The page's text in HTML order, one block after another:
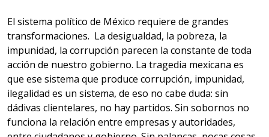
El sistema político de México requiere de grandes
transformaciones. La desigualdad, la pobreza, la
impunidad, la corrupción parecen la constante de toda
acción de nuestro gobierno. La tragedia mexicana es
que ese sistema que produce corrupción, impunidad,
ilegalidad es un sistema, de eso no cabe duda: sin
dádivas clientelares, no hay partidos. Sin sobornos no
funciona la relación entre empresas y autoridades,